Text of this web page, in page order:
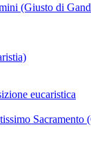
(Giusto di
eucaristica
Sacramento